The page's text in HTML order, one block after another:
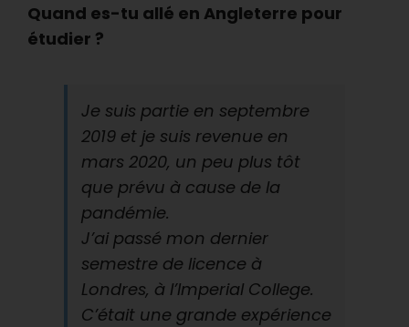
Quand es-tu allé en Angleterre pour
étudier ?
Je suis partie en septembre
2019 et je suis revenue en
mars 2020, un peu plus tôt
que prévu à cause de la
pandémie.
J’ai passé mon dernier
semestre de licence à
Londres, à l’Imperial College.
C’était une grande expérience